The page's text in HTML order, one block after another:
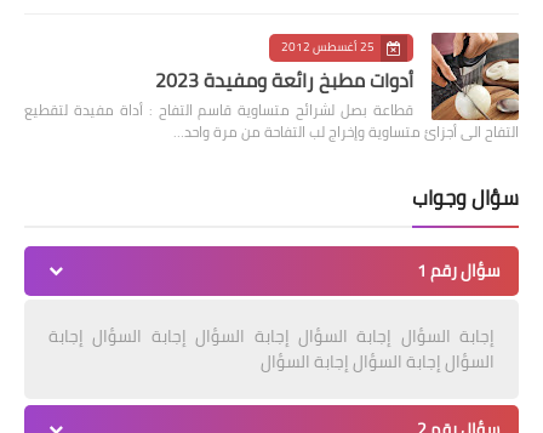
25 أغسطس 2012
أدوات مطبخ رائعة ومفيدة 2023
قطاعة بصل لشرائح متساوية قاسم التفاح : أداة مفيدة لتقطيع
التفاح الى أجزائ متساوية وإخراج لب التفاحة من مرة واحد…
سؤال وجواب
سؤال رقم 1
إجابة السؤال إجابة السؤال إجابة السؤال إجابة السؤال إجابة
السؤال إجابة السؤال إجابة السؤال